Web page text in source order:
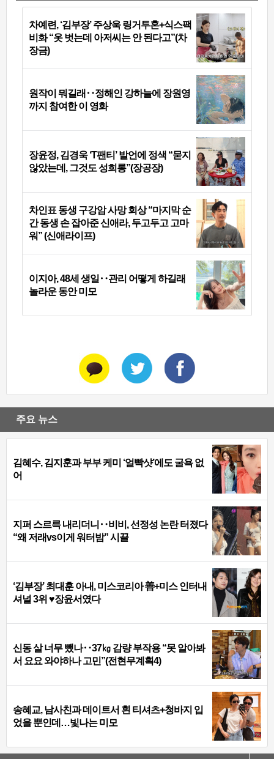
차예련, ‘김부장’ 주상욱 링거투혼+식스팩
비화 “옷 벗는데 아저씨는 안 된다고”(차
장금)
원작이 뭐길래‥정해인 강하늘에 장원영
까지 참여한 이 영화
장윤정, 김경욱 ‘T팬티’ 발언에 정색 “묻지
않았는데, 그것도 성희롱”(장공장)
차인표 동생 구강암 사망 회상 “마지막 순
간 동생 손 잡아준 신애라, 두고두고 고마
워” (신애라이프)
이지아, 48세 생일‥관리 어떻게 하길래
놀라운 동안 미모
주요 뉴스
김혜수, 김지훈과 부부 케미 ‘얼빡샷’에도 굴욕 없
어
지퍼 스르륵 내리더니‥비비, 선정성 논란 터졌다
“왜 저래vs이게 워터밤” 시끌
‘김부장’ 최대훈 아내, 미스코리아 善+미스 인터내
셔널 3위 ♥장윤서였다
신동 살 너무 뺐나‥37㎏ 감량 부작용 “못 알아봐
서 요요 와야하나 고민”(전현무계획4)
송혜교, 남사친과 데이트서 흰 티셔츠+청바지 입
었을 뿐인데…빛나는 미모